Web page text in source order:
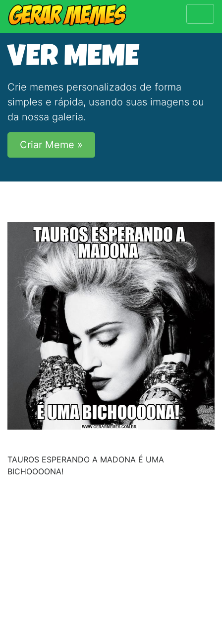
VER MEME
Crie memes personalizados de forma
simples e rápida, usando suas imagens ou
da nossa galeria.
Criar Meme »
TAUROS ESPERANDO A MADONA É UMA
BICHOOOONA!